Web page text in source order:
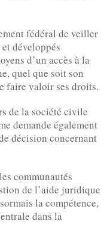
fédéral de veiller
développés
d’un accès à la
quel que soit son
faire valoir ses droits.
de la société civile
demande également
décision concernant
communautés
de l’aide juridique
la compétence,
dans la